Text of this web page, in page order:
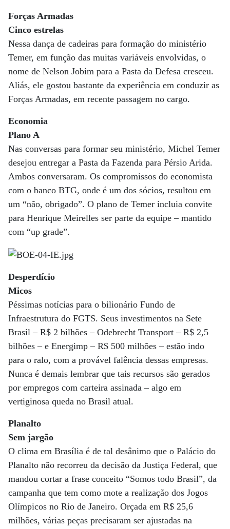
Forças Armadas
Cinco estrelas
Nessa dança de cadeiras para formação do ministério
Temer, em função das muitas variáveis envolvidas, o
nome de Nelson Jobim para a Pasta da Defesa cresceu.
Aliás, ele gostou bastante da experiência em conduzir as
Forças Armadas, em recente passagem no cargo.
Economia
Plano A
Nas conversas para formar seu ministério, Michel Temer
desejou entregar a Pasta da Fazenda para Pérsio Arida.
Ambos conversaram. Os compromissos do economista
com o banco BTG, onde é um dos sócios, resultou em
um “não, obrigado”. O plano de Temer incluia convite
para Henrique Meirelles ser parte da equipe – mantido
com “up grade”.
Desperdício
Micos
Péssimas notícias para o bilionário Fundo de
Infraestrutura do FGTS. Seus investimentos na Sete
Brasil – R$ 2 bilhões – Odebrecht Transport – R$ 2,5
bilhões – e Energimp – R$ 500 milhões – estão indo
para o ralo, com a provável falência dessas empresas.
Nunca é demais lembrar que tais recursos são gerados
por empregos com carteira assinada – algo em
vertiginosa queda no Brasil atual.
Planalto
Sem jargão
O clima em Brasília é de tal desânimo que o Palácio do
Planalto não recorreu da decisão da Justiça Federal, que
mandou cortar a frase conceito “Somos todo Brasil”, da
campanha que tem como mote a realização dos Jogos
Olímpicos no Rio de Janeiro. Orçada em R$ 25,6
milhões, várias peças precisaram ser ajustadas na